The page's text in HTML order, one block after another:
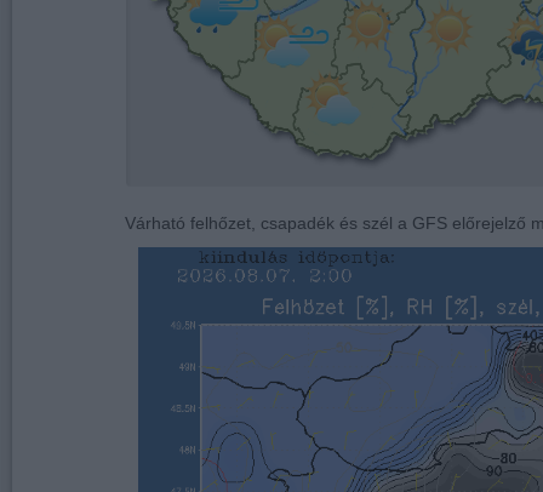
38
39
Várható felhőzet, csapadék és szél a GFS előrejelző